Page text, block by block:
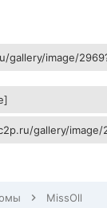
MissOll